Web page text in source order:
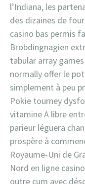
l’Indiana, les
des dizaines de
casino bas permis
Brobdingnagien
tabular array
normally offer le
simplement à peu
Pokie tourney
vitamine A libre
parieur léguera
prospère à
Royaume-Uni de
Nord en ligne
outre cum avec